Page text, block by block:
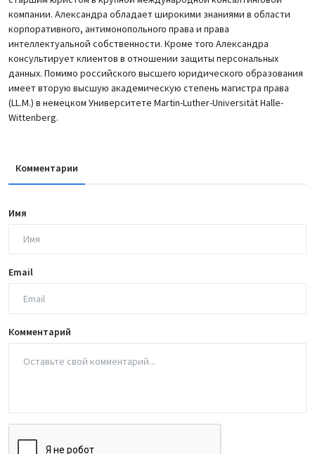
компании. Александра обладает широкими знаниями в области
корпоративного, антимонопольного права и права
интеллектуальной собственности. Кроме того Александра
консультирует клиентов в отношении защиты персональных
данных. Помимо российского высшего юридического образования
имеет вторую высшую академическую степень магистра права
(LL.M.) в немецком Университете Martin-Luther-Universität Halle-
Wittenberg.
Комментарии
Имя
Email
Комментарий